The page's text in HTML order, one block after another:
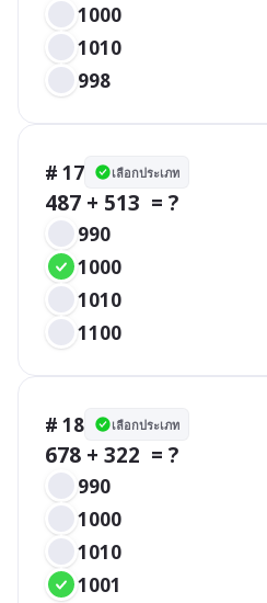
1000
1010
998
# 17 เลือกประเภท
487 + 513  = ?
990
1000
1010
1100
# 18 เลือกประเภท
678 + 322  = ?
990
1000
1010
1001